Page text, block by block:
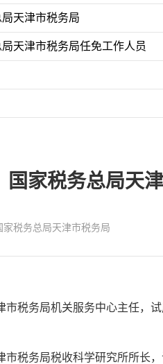
天津市税务局
局天津市税务局任免工作人员
国家税务总局天
家税务总局天津市税务局
税务局机关服务中心主任，试
税务局税收科学研究所所长，